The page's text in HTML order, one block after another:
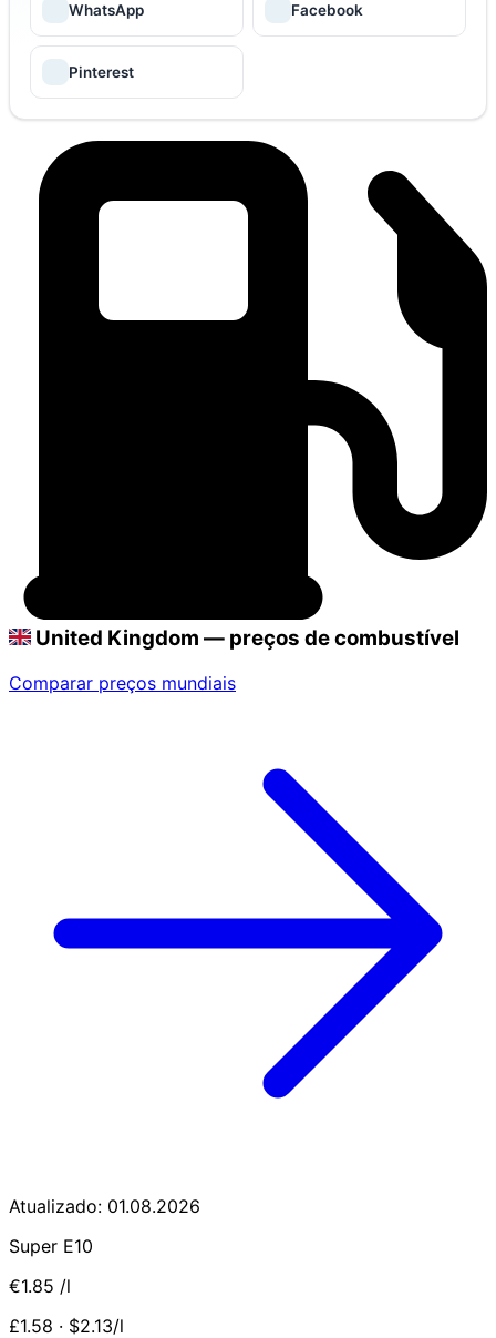
WhatsApp Facebook
Pinterest
United Kingdom — preços de combustível
Comparar preços mundiais
Atualizado: 01.08.2026
Super E10
€1.85 /l
£1.58 · $2.13/l